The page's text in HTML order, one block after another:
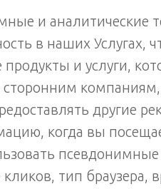
и аналитические
в наших Услугах,
и услуги,
компаниям,
другие
когда вы
тип браузера,